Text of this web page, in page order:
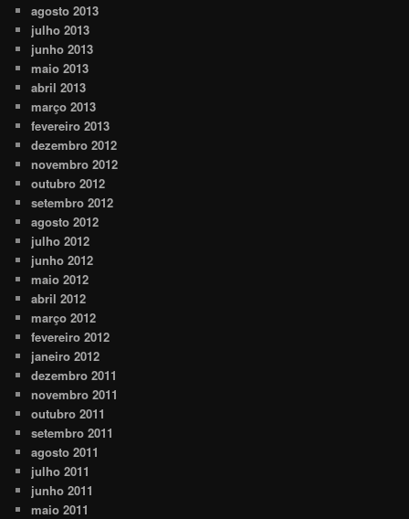
agosto 2013
julho 2013
junho 2013
maio 2013
abril 2013
março 2013
fevereiro 2013
dezembro 2012
novembro 2012
outubro 2012
setembro 2012
agosto 2012
julho 2012
junho 2012
maio 2012
abril 2012
março 2012
fevereiro 2012
janeiro 2012
dezembro 2011
novembro 2011
outubro 2011
setembro 2011
agosto 2011
julho 2011
junho 2011
maio 2011